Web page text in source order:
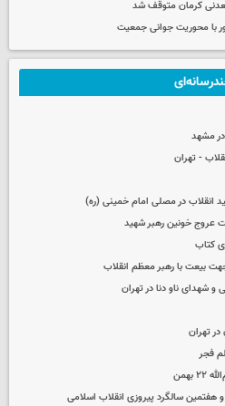
کرمان متوقف شد
با محوریت جوانی جمعیت
مشهد
- تهران
انقلاب در مصلی امام خمینی (ره)
خونین رهبر شهید
کتاب
بیعت با رهبر معظم انقلاب
و شهدای ناو دنا در تهران
تهران
فجر
هفتمین سالگرد پیروزی انقلاب اسلامی